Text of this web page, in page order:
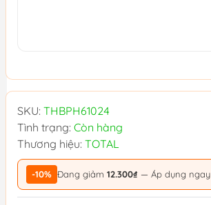
SKU: THBPH61024
Tình trạng: Còn hàng
Thương hiệu: TOTAL
-10% Đang giảm 12.300₫ — Áp dụng ngay